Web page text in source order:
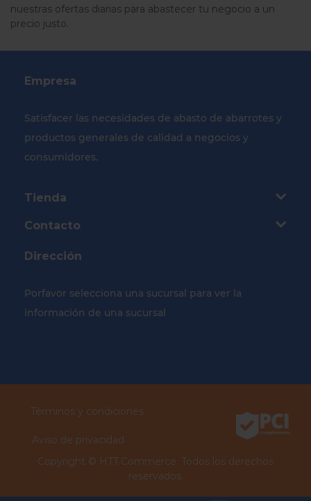
nuestras ofertas diarias para abastecer tu negocio a un
precio justo.
Empresa
Satisfacer las necesidades de abasto de abarrotes y
productos generales de calidad a negocios y
consumidores.
Tienda
Contacto
Dirección
Porfavor selecciona una sucursal para ver la
información de una sucursal
Términos y condiciones
Aviso de privacidad
Copyright © HTT.Commerce. Todos los derechos
reservados.